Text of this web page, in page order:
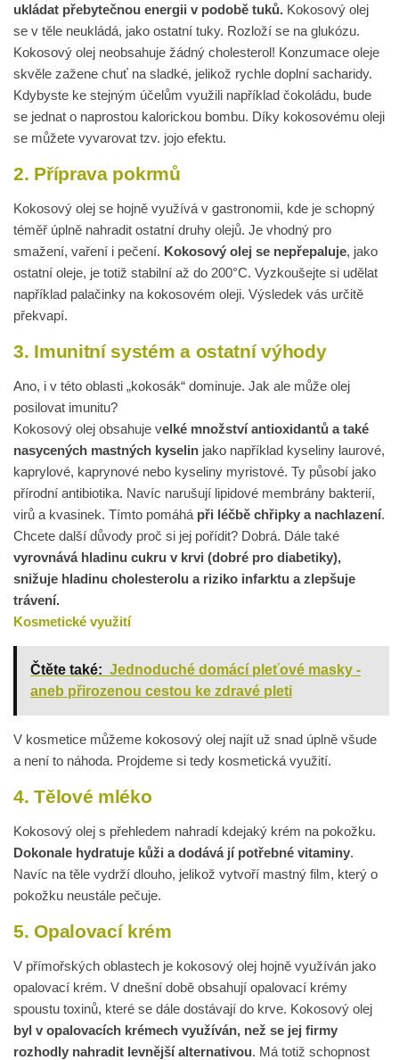
ukládat přebytečnou energii v podobě tuků. Kokosový olej
se v těle neukládá, jako ostatní tuky. Rozloží se na glukózu.
Kokosový olej neobsahuje žádný cholesterol! Konzumace oleje
skvěle zažene chuť na sladké, jelikož rychle doplní sacharidy.
Kdybyste ke stejným účelům využili například čokoládu, bude
se jednat o naprostou kalorickou bombu. Díky kokosovému oleji
se můžete vyvarovat tzv. jojo efektu.
2. Příprava pokrmů
Kokosový olej se hojně využívá v gastronomii, kde je schopný
téměř úplně nahradit ostatní druhy olejů. Je vhodný pro
smažení, vaření i pečení. Kokosový olej se nepřepaluje, jako
ostatní oleje, je totiž stabilní až do 200°C. Vyzkoušejte si udělat
například palačinky na kokosovém oleji. Výsledek vás určitě
překvapí.
3. Imunitní systém a ostatní výhody
Ano, i v této oblasti „kokosák“ dominuje. Jak ale může olej
posilovat imunitu?
Kokosový olej obsahuje velké množství antioxidantů a také
nasycených mastných kyselin jako například kyseliny laurové,
kaprylové, kaprynové nebo kyseliny myristové. Ty působí jako
přírodní antibiotika. Navíc narušují lipidové membrány bakterií,
virů a kvasinek. Tímto pomáhá při léčbě chřipky a nachlazení.
Chcete další důvody proč si jej pořídit? Dobrá. Dále také
vyrovnává hladinu cukru v krvi (dobré pro diabetiky),
snižuje hladinu cholesterolu a riziko infarktu a zlepšuje
trávení.
Kosmetické využití
Čtěte také: Jednoduché domácí pleťové masky -
aneb přirozenou cestou ke zdravé pleti
V kosmetice můžeme kokosový olej najít už snad úplně všude
a není to náhoda. Projdeme si tedy kosmetická využití.
4. Tělové mléko
Kokosový olej s přehledem nahradí kdejaký krém na pokožku.
Dokonale hydratuje kůži a dodává jí potřebné vitaminy.
Navíc na těle vydrží dlouho, jelikož vytvoří mastný film, který o
pokožku neustále pečuje.
5. Opalovací krém
V přímořských oblastech je kokosový olej hojně využíván jako
opalovací krém. V dnešní době obsahují opalovací krémy
spoustu toxinů, které se dále dostávají do krve. Kokosový olej
byl v opalovacích krémech využíván, než se jej firmy
rozhodly nahradit levnější alternativou. Má totiž schopnost